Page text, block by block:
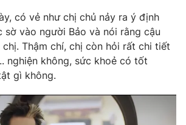
sống
tương lai
có vẻ như chị chủ nảy ra ý định
sờ vào người Bảo và nói rằng cậu
chị. Thậm chí, chị còn hỏi rất chi tiết
nghiện không, sức khoẻ có tốt
gì không.